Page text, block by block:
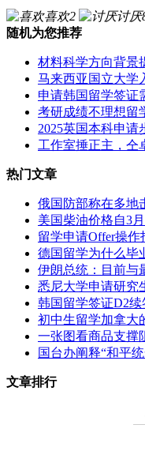
喜欢2 讨厌
随机为您推荐
材料科学方向背景
马来西亚国立大学
申请韩国留学签证
考研成绩不理想留
2025英国本科申请
工作室捶正主，仝
热门文章
俄国防部称在多地
美国柴油价格自3
留学申请Offer操作
德国留学为什么毕
伊朗总统：目前与
悉尼大学申请研究
韩国留学签证D2
初中生留学加拿大
一张图看商品支撑
国台办阐释“和平
文章排行